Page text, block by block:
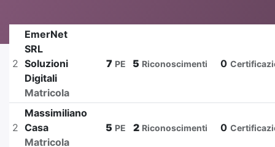
2
EmerNet
SRL
Soluzioni
Digitali
Matricola
7 PE 5 Riconoscimenti 0
2
Massimiliano
Casa
Matricola
5 PE 2 Riconoscimenti 0